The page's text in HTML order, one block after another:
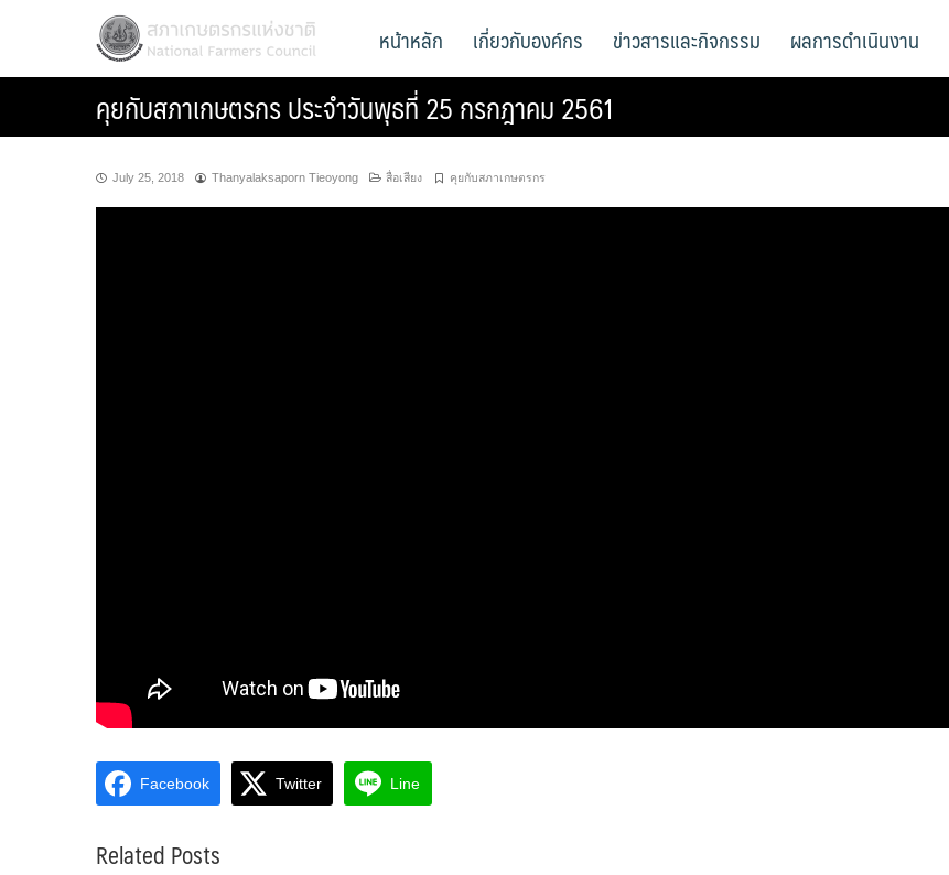
สภาเกษตรกรแห่งชาติ
National Farmers Council หน้าหลัก เกี่ยวกับองค์กร ข่าวสารและกิจกรรม ผลการดำเนินงาน
คุยกับสภาเกษตรกร ประจำวันพุธที่ 25 กรกฎาคม 2561
July 25, 2018 Thanyalaksaporn Tieoyong สื่อเสียง คุยกับสภาเกษตรกร
Facebook Twitter Line
Related Posts